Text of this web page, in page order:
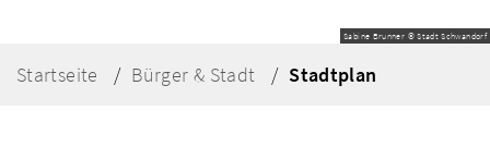
Sabine Brunner © Stadt Schwandorf
Startseite Bürger & Stadt Stadtplan